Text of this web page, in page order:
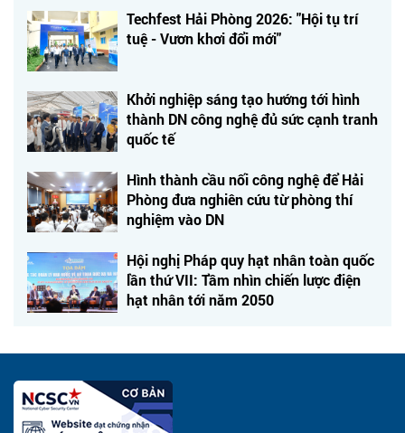
Techfest Hải Phòng 2026: "Hội tụ trí
tuệ - Vươn khơi đổi mới"
Khởi nghiệp sáng tạo hướng tới hình
thành DN công nghệ đủ sức cạnh tranh
quốc tế
Hình thành cầu nối công nghệ để Hải
Phòng đưa nghiên cứu từ phòng thí
nghiệm vào DN
Hội nghị Pháp quy hạt nhân toàn quốc
lần thứ VII: Tầm nhìn chiến lược điện
hạt nhân tới năm 2050